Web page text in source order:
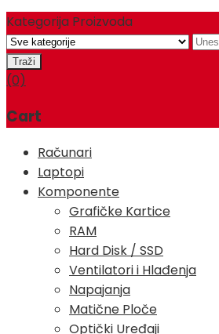
Kategorija Proizvoda
(0)
Cart
Računari
Laptopi
Komponente
Grafičke Kartice
RAM
Hard Disk / SSD
Ventilatori i Hlađenja
Napajanja
Matične Ploče
Optički Uređaji